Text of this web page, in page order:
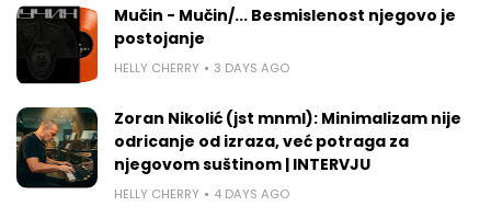
Mučin - Mučin/... Besmislenost njegovo je
postojanje
HELLY CHERRY 3 DAYS AGO
Zoran Nikolić (jst mnml): Minimalizam nije
odricanje od izraza, već potraga za
njegovom suštinom | INTERVJU
HELLY CHERRY 4 DAYS AGO